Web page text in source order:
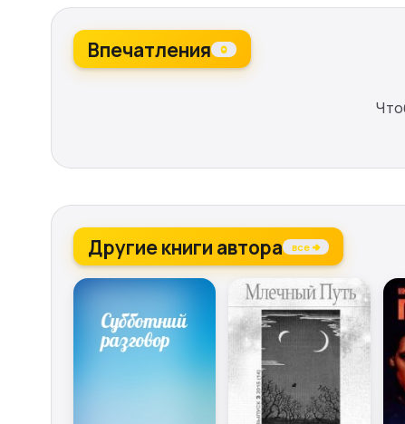
Впечатления 0
Другие книги автора все →